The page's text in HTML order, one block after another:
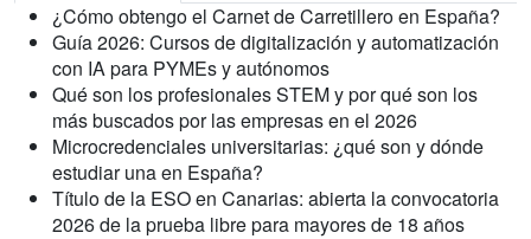
¿Cómo obtengo el Carnet de Carretillero en España?
Guía 2026: Cursos de digitalización y automatización
con IA para PYMEs y autónomos
Qué son los profesionales STEM y por qué son los
más buscados por las empresas en el 2026
Microcredenciales universitarias: ¿qué son y dónde
estudiar una en España?
Título de la ESO en Canarias: abierta la convocatoria
2026 de la prueba libre para mayores de 18 años